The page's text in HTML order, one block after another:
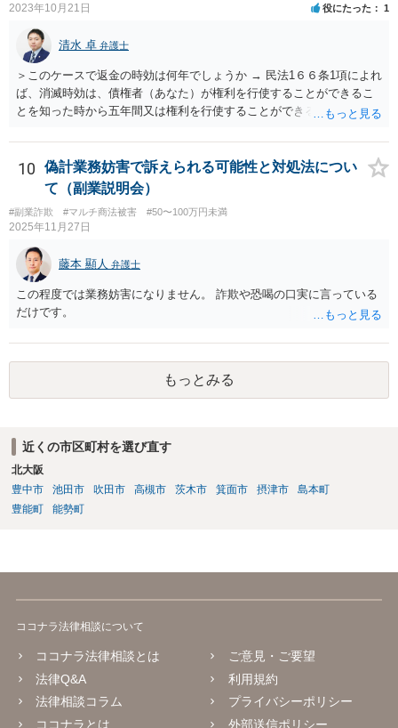
2023年10月21日 役にたった 1
清水 卓 弁護士
＞このケースで返金の時効は何年でしょうか → 民法1６６条1項によれ
ば、消滅時効は、債権者（あなた）が権利を行使することができるこ
とを知った時から五年間又は権利を行使することができる時から十年
ときは、時効は更新しされ、その時から新たに進行を開始します。
「電話の音声録音やLINEで相手がお金を返金する内容の文書は残って
います。」とのことですが、これらが権利の承認にあたる可能性もあ
ります。 ＞こんな状態でも返金要求してもいいのでしょうか。 → 相
手方が４５万円をこのまま利得できる法的根拠はないように思われま
す。考えられる回収手段としては、支払督促、少額訴訟、民事調停、
民事訴訟等があります。各手続きにはそれぞれの特徴があるので、一
度、お住まいの地域等の弁護士に相談する等して、ご事案にあった方
法を検討なさってみてはいかがでしょうか。 【参考】お金を払っても
らえない」とお困りの方へ（政府広報オンライン） https://www.gov-o
10
偽計業務妨害で訴えられる可能性と対処法につい
て（副業説明会）
#副業詐欺 #マルチ商法被害 #50〜100万円未満
2025年11月27日
藤本 顯人 弁護士
この程度では業務妨害になりません。 詐欺や恐喝の口実に言っている
だけです。
もっとみる
近くの市区町村を選び直す
北大阪
豊中市
池田市 吹田市 高槻市 茨木市 箕面市 摂津市
島本町
豊能町
能勢町
ココナラ法律相談について
ココナラ法律相談とは
法律Q&A
法律相談コラム
ココナラとは
ご意見・ご要望
利用規約
プライバシーポリシー
外部送信ポリシー